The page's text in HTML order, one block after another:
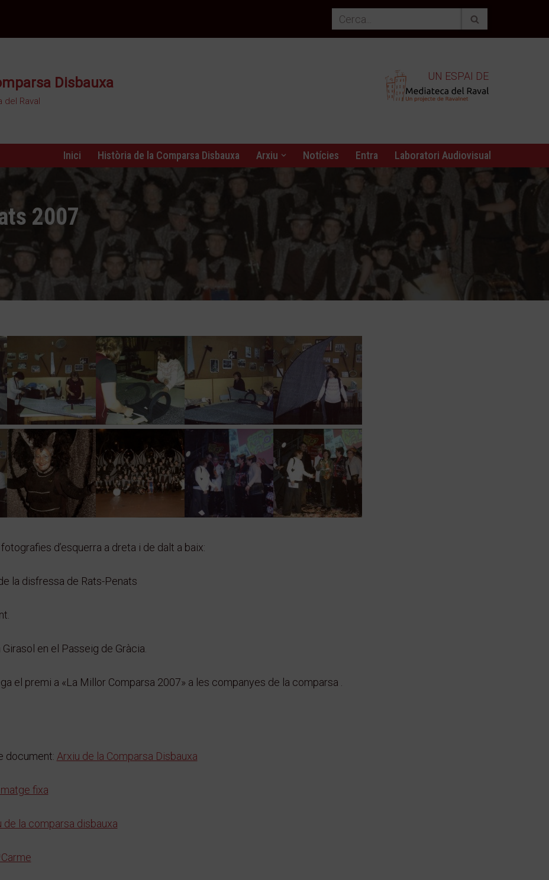
Disbauxa
del Raval
UN ESPAI DE
Inici Història de la Comparsa Disbauxa Arxiu Notícies Entra Laboratori Audiovisual
2007
d’esquerra a dreta i de dalt a baix:
la disfressa de Rats-Penats
en el Passeig de Gràcia.
el premi a «La Millor Comparsa 2007» a les companyes de la comparsa .
document: Arxiu de la Comparsa Disbauxa
fixa
de la comparsa disbauxa